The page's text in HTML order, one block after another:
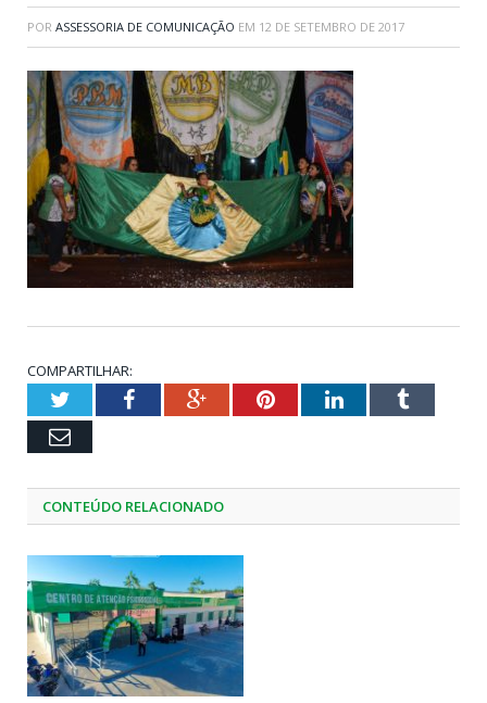
POR ASSESSORIA DE COMUNICAÇÃO EM 12 DE SETEMBRO DE 2017
COMPARTILHAR:
TwitterFacebookGoogle+PinterestLinkedInTumblr
Email
CONTEÚDO RELACIONADO